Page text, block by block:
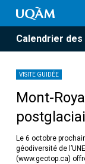
Calendrier
VISITE GUIDÉE
Mont-
Le 6 octobre
géodiversité de
(www.geotop.ca)